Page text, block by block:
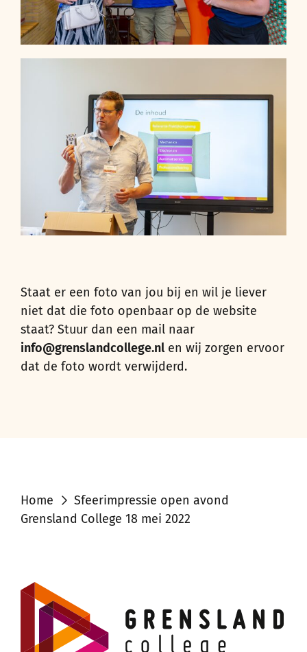
Staat er een foto van jou bij en wil je liever
niet dat die foto openbaar op de website
staat? Stuur dan een mail naar
info@grenslandcollege.nlen wij zorgen ervoor
dat de foto wordt verwijderd.
Home
Sfeerimpressie open avond
Grensland College 18 mei 2022